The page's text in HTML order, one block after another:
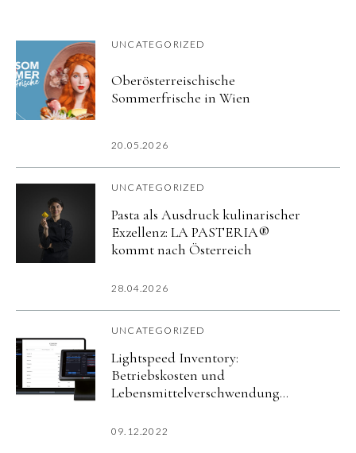
UNCATEGORIZED
Oberösterreischische
Sommerfrische in Wien
20.05.2026
UNCATEGORIZED
Pasta als Ausdruck kulinarischer
Exzellenz: LA PASTERIA®
kommt nach Österreich
28.04.2026
UNCATEGORIZED
Lightspeed Inventory:
Betriebskosten und
Lebensmittelverschwendung
09.12.2022